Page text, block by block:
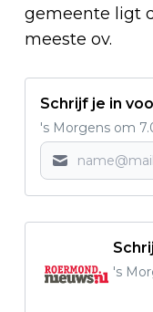
gemeente ligt
meeste ov.
Schrijf je in
's Morgens om
's